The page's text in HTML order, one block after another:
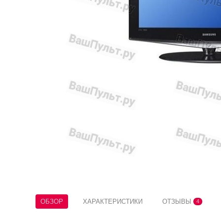
ОБЗОР ХАРАКТЕРИСТИКИ ОТЗЫВЫ 4